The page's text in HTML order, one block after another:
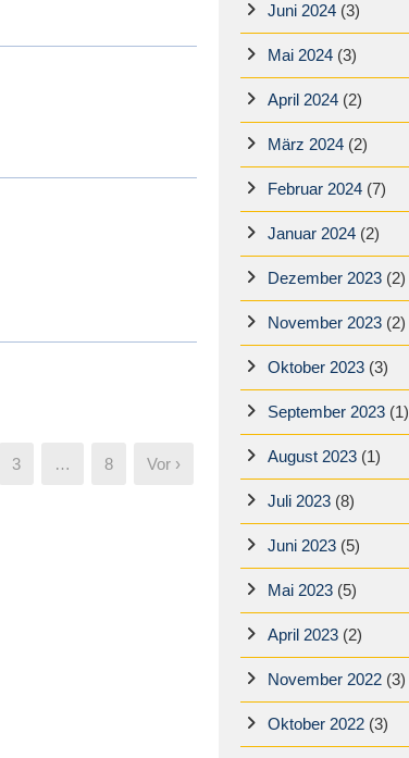
3 … 8 Vor ›
Juni 2024(3)
Mai 2024(3)
April 2024(2)
März 2024(2)
Februar 2024(7)
Januar 2024(2)
Dezember 2023(2)
November 2023(2)
Oktober 2023(3)
September 2023(1)
August 2023(1)
Juli 2023(8)
Juni 2023(5)
Mai 2023(5)
April 2023(2)
November 2022(3)
Oktober 2022(3)